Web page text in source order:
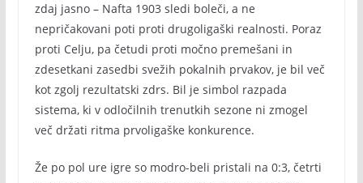
zdaj jasno – Nafta 1903 sledi boleči, a ne
nepričakovani poti proti drugoligaški realnosti. Poraz
proti Celju, pa četudi proti močno premešani in
zdesetkani zasedbi svežih pokalnih prvakov, je bil več
kot zgolj rezultatski zdrs. Bil je simbol razpada
sistema, ki v odločilnih trenutkih sezone ni zmogel
več držati ritma prvoligaške konkurence.
Že po pol ure igre so modro-beli pristali na 0:3, četrti